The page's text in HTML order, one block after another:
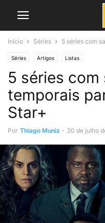
Início Séries 5 séries com
Séries Artigos Listas
5 séries com
temporais
Star+
Por Thiago Muniz - 20 de julho